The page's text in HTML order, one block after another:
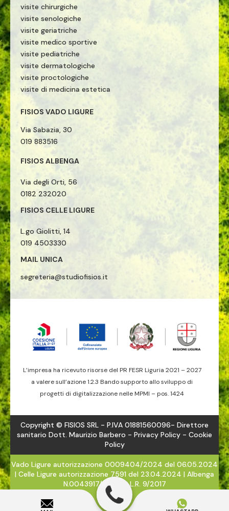
visite chirurgiche
visite senologiche
visite geriatriche
visite medico sportive
visite pediatriche
visite dermatologiche
visite proctologiche
visite di medicina estetica
FISIOS VADO LIGURE
Via Sabazia, 30
019 883516
FISIOS ALBENGA
Via degli Orti, 56
0182 232020
FISIOS CELLE LIGURE
L.go Giolitti, 14
019 4503330
MAIL UNICA
segreteria@studiofisios.it
L’impresa ha ricevuto risorse del PR FESR Liguria 2021 – 2027
a valere sull’azione 1.2.3 Bando supporto allo sviluppo di
progetti di digitalizzazione nelle MPMI – pos. 1424
Copyright © FISIOS SRL - P.IVA 01881560096- Direttore
sanitario Dott. Maurizio Barbero - Privacy Policy - Cookie
Policy
Vado Ligure autorizzazione 0009404/2024 del 06.05.2024
| Celle Ligure autorizzazione 7591 del 23.04.2024 | Albenga
N.0043917/2024 - L.R. 9/2017